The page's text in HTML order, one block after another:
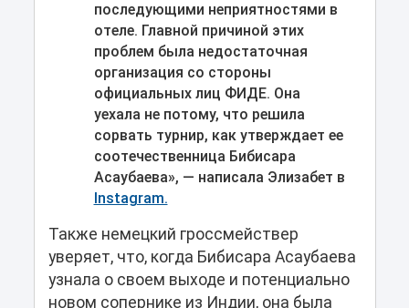
последующими неприятностями в
отеле. Главной причиной этих
проблем была недостаточная
организация со стороны
официальных лиц ФИДЕ. Она
уехала не потому, что решила
сорвать турнир, как утверждает ее
соотечественница Бибисара
Асаубаева», — написала Элизабет в
Instagram.
Также немецкий гроссмействер
уверяет, что, когда Бибисара Асаубаева
узнала о своем выходе и потенциально
новом сопернике из Индии, она была